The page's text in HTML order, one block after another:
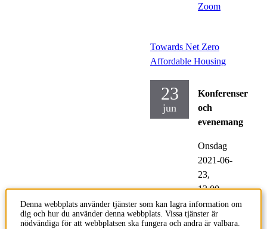
Zoom
Towards Net Zero
Affordable Housing
23
jun
Konferenser
och
evenemang
Onsdag
2021-06-
23,
13.00 -
15.00
Plats:
Denna webbplats använder tjänster som kan lagra information om
dig och hur du använder denna webbplats. Vissa tjänster är
nödvändiga för att webbplatsen ska fungera och andra är valbara.